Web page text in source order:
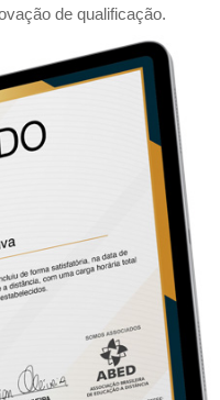
de pagamento
na área:
mais completo. Cursos
de qualificação.